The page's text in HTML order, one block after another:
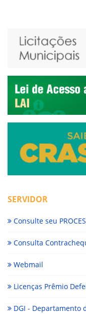
SERVIDOR
Consulte seu
Consulta
Webmail
Licenças Prêmio
DGI - Departamento